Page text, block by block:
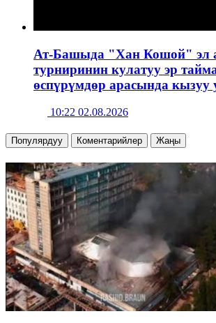
Ат-Башыда "Хан Кошой" эл
турниринин кулатуу эр
өспүрүмдөр арасында кызуу
10:22 02.08.2026
Популярдуу Коментарийлер Жаңы